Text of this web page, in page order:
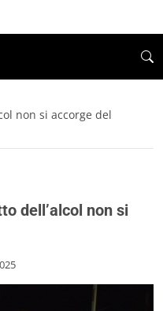
non si accorge del
dell’alcol non si